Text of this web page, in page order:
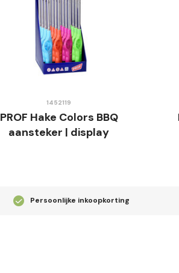
1452119
PROF Hake Colors BBQ
aansteker | display
Persoonlijke inkoopkorting